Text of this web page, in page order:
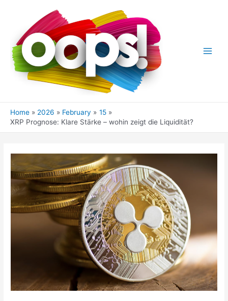
Home 2026 February
15
XRP Prognose: Klare Stärke – wohin zeigt die Liquidität?